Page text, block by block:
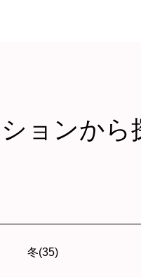
ョンから
冬(35)